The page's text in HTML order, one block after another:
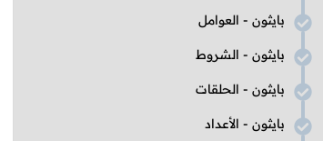
بايثون - العوامل
بايثون - الشروط
بايثون - الحلقات
بايثون - الأعداد